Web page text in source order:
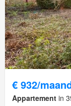
€ 932/
Appartement in